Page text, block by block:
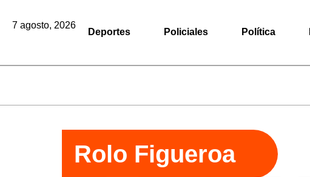
7 agosto, 2026
Deportes Policiales Política
Rolo Figueroa